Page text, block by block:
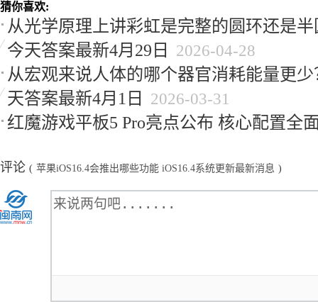
猜你喜欢:
从光学原理上讲彩虹是完整的圆环还是
今天答案最新4月29日
2026-04-28
从宏观来说人体的哪个器官消耗能量更
天答案最新4月1日
2026-03-31
红魔游戏平板5 Pro亮点公布 核心配置全
评论 ( 苹果iOS16.4会推出哪些功能 iOS16.4系统更新最新消息 )